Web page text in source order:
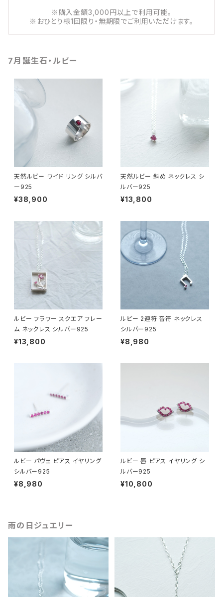
※購入金額3,000円以上で利用可能。
※おひとり様1回限り・無期限でご利用いただけます。
7月誕生石・ルビー
天然ルビー ワイド リング シルバ
ー925
¥38,900
天然ルビー 斜め ネックレス シ
ルバー925
¥13,800
ルビー フラワー スクエア フレー
ム ネックレス シルバー925
¥13,800
ルビー 2連符 音符 ネックレス
シルバー925
¥8,980
ルビー パヴェ ピアス イヤリング
シルバー925
¥8,980
ルビー 唇 ピアス イヤリング シ
ルバー925
¥10,800
雨の日ジュエリー